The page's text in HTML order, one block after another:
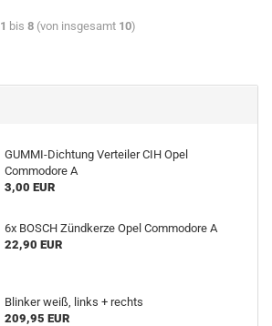
1 bis 8(von insgesamt 10)
GUMMI-Dichtung Verteiler CIH Opel
Commodore A
3,00 EUR
6x BOSCH Zündkerze Opel Commodore A
22,90 EUR
Blinker weiß, links + rechts
209,95 EUR